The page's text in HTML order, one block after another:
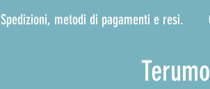
Spedizioni, metodi di pagamenti e resi.